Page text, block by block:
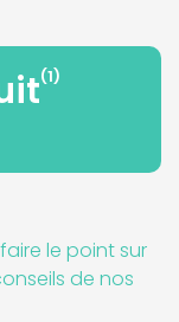
(1)
le point sur
de nos